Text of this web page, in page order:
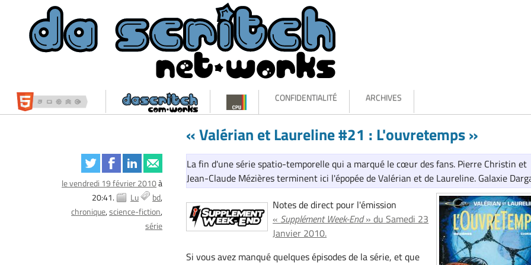
CONFIDENTIALITÉ ARCHIVES
« Valérian et Laureline #21 : L'ouvretemps »
le vendredi 19 février 2010à
20:41.
Lu
bd
chronique science-fiction
série
La fin d'une série spatio-temporelle qui a marqué le cœur des fans. Pierre Christin et
Jean-Claude Mézières terminent ici l'épopée de Valérian et de Laureline. Galaxie
Notes de direct pour l'émission
« Supplément Week-End» du Samedi 23
Janvier 2010.
Si vous avez manqué quelques épisodes de la série, et que